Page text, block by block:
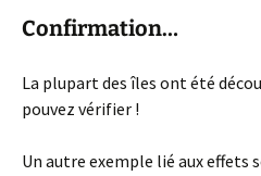
Confirmation…
La plupart des îles ont été
pouvez vérifier !
Un autre exemple lié aux effets